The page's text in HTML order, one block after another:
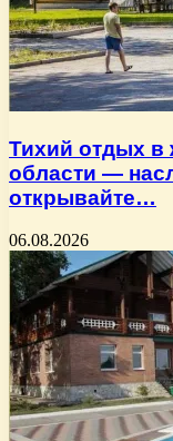
Тихий отдых в
области —
открывайте…
06.08.2026